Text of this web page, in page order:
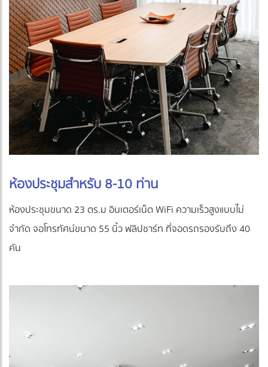
ห้องประชุมสำหรับ 8-10 ท่าน
ห้องประชุมขนาด 23 ตร.ม อินเตอร์เน็ต WiFi ความเร็วสูงแบบไม่
จำกัด จอโทรทัศน์ขนาด 55 นิ้ว ฟลิปชาร์ท ที่จอดรถรองรับถึง 40
คัน